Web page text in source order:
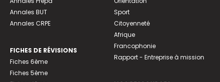
Annales BUT
Annales CRPE
FICHES DE RÉVISIONS
Fiches 6ème
Fiches 5ème
Sport
Citoyenneté
Afrique
Francophonie
Rapport - Entreprise à mission